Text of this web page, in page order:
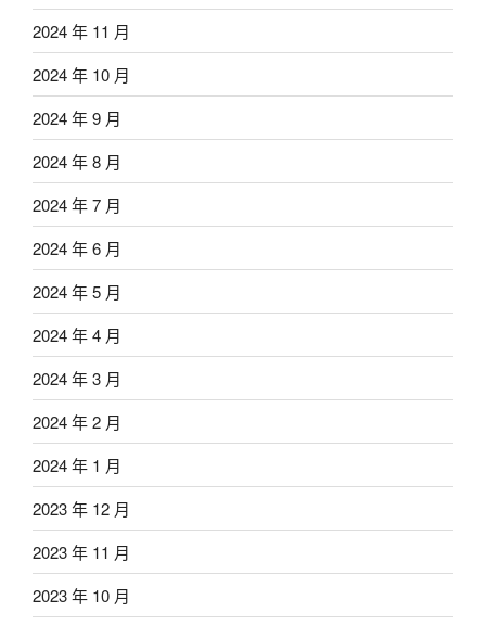
2024 年 11 月
2024 年 10 月
2024 年 9 月
2024 年 8 月
2024 年 7 月
2024 年 6 月
2024 年 5 月
2024 年 4 月
2024 年 3 月
2024 年 2 月
2024 年 1 月
2023 年 12 月
2023 年 11 月
2023 年 10 月